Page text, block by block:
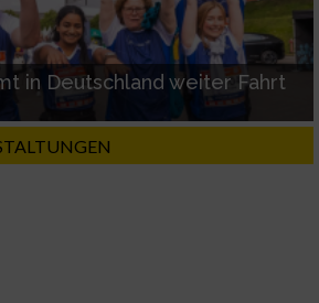
in Deutschland weiter Fahrt